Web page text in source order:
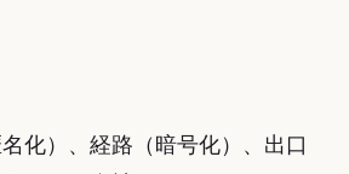
化）、経路（暗号化）、出口